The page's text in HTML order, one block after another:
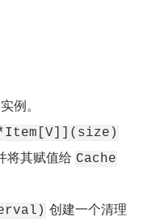
例。
*Item[V]](size)
将其赋值给 Cache
创建一个清理